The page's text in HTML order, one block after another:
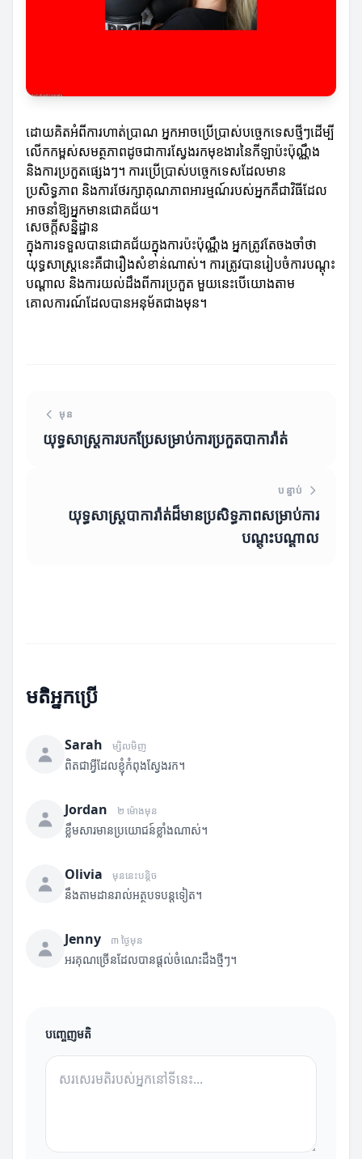
ដោយគិតអំពីការហាត់ប្រាណ អ្នកអាចប្រើប្រាស់បច្ចេកទេសថ្មីៗដើម្បី
លើកកម្ពស់សមត្ថភាពដូចជាការស្វែងរកមុខងារនៃកីឡាប៉ះប៉ុណ្ណឹង
និងការប្រកួតផ្សេងៗ។ ការប្រើប្រាស់បច្ចេកទេសដែលមាន
ប្រសិទ្ធភាព និងការថែរក្សាគុណភាពអារម្មណ៍របស់អ្នកគឺជាវិធីដែល
អាចនាំឱ្យអ្នកមានជោគជ័យ។
សេចក្ដីសន្និដ្ឋាន
ក្នុងការទទួលបានជោគជ័យក្នុងការប៉ះប៉ុណ្ណឹង អ្នកត្រូវតែចងចាំថា
យុទ្ធសាស្ត្រនេះគឺជារឿងសំខាន់ណាស់។ ការត្រូវបានរៀបចំការបណ្តុះ
បណ្តាល និងការយល់ដឹងពីការប្រកួត មួយនេះបើយោងតាម
គោលការណ៍ដែលបានអនុម័តជាងមុន។
មុន
យុទ្ធសាស្ត្រ​ការបកប្រែ​សម្រាប់ការប្រកួតបាការ៉ាត់
បន្ទាប់
យុទ្ធសាស្ត្របាការ៉ាត់ដ៏មានប្រសិទ្ធភាពសម្រាប់ការ
បណ្តុះបណ្តាល
មតិអ្នកប្រើ
Sarah ម្សិលមិញ
ពិតជាអ្វីដែលខ្ញុំកំពុងស្វែងរក។
Jordan ២ ម៉ោងមុន
ខ្លឹមសារមានប្រយោជន៍ខ្លាំងណាស់។
Olivia មុននេះបន្តិច
នឹងតាមដានរាល់អត្ថបទបន្តទៀត។
Jenny ៣ ថ្ងៃមុន
អរគុណច្រើនដែលបានផ្តល់ចំណេះដឹងថ្មីៗ។
បញ្ចេញមតិ